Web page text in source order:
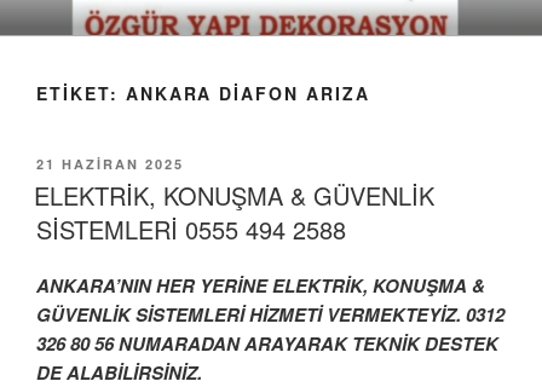
İçeriğe
geç
ETIKET: ANKARA DIAFON ARIZA
YAYIM
TARIHI
21 HAZIRAN 2025
ELEKTRİK, KONUŞMA & GÜVENLİK
SİSTEMLERİ 0555 494 2588
ANKARA’NIN HER YERİNE ELEKTRİK, KONUŞMA &
GÜVENLİK SİSTEMLERİ HİZMETİ VERMEKTEYİZ. 0312
326 80 56 NUMARADAN ARAYARAK TEKNİK DESTEK
DE ALABİLİRSİNİZ.